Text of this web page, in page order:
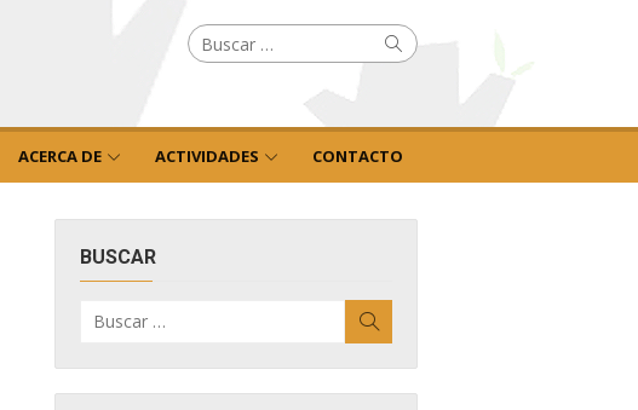
Buscar
por: Buscar
ACERCA DE ACTIVIDADES CONTACTO
BUSCAR
por: